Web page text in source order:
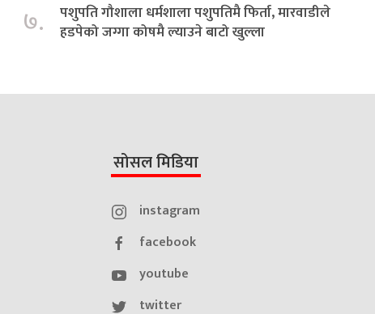
७.
पशुपति गौशाला धर्मशाला पशुपतिमै फिर्ता, मारवाडीले
हडपेको जग्गा कोषमै ल्याउने बाटो खुल्ला
सोसल मिडिया
instagram
facebook
youtube
twitter